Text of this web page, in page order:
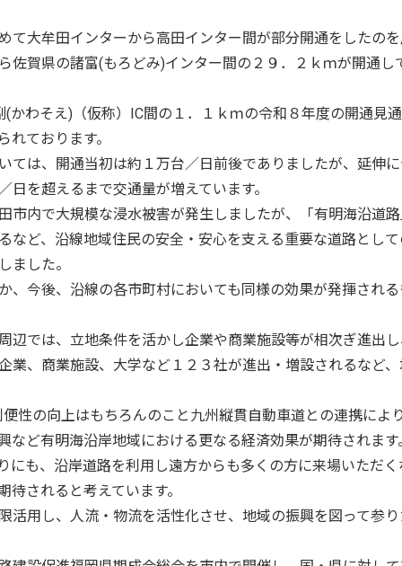
大牟田インターから高田インター間が部分開通をしたのを
佐賀県の諸富(もろどみ)インター間の２９．２ｋｍが開通し
わそえ)（仮称）IC間の１．１ｋｍの令和８年度の開通見
ております。
ては、開通当初は約１万台／日前後でありましたが、延伸
を超えるまで交通量が増えています。
内で大規模な浸水被害が発生しましたが、「有明海沿道路
など、沿線地域住民の安全・安心を支える重要な道路として
ました。
今後、沿線の各市町村においても同様の効果が発揮される
では、立地条件を活かし企業や商業施設等が相次ぎ進出し
業、商業施設、大学など１２３社が進出・増設されるなど
の向上はもちろんのこと九州縦貫自動車道との連携により
ど有明海沿岸地域における更なる経済効果が期待されます
も、沿岸道路を利用し遠方からも多くの方に来場いただく
されると考えています。
用し、人流・物流を活性化させ、地域の振興を図って参り